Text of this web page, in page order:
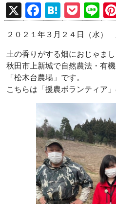
X
F
a
ce
b
o
o
k
H
at
e
n
a
P
o
ck
et
Li
n
e
２０２１年３月２４日（水）
土の香りがする畑におじゃまし
秋田市上新城で自然農法・有
「松木台農場」です。
こちらは「援農ボランティア